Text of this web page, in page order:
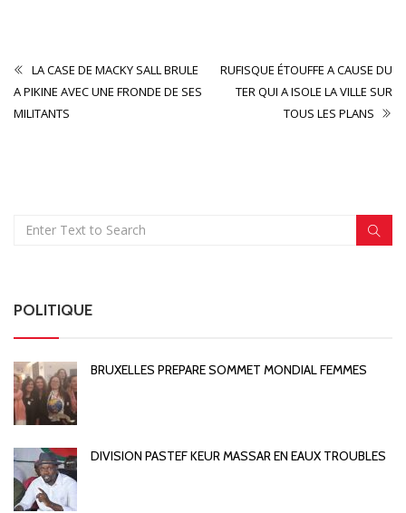
LA CASE DE MACKY SALL BRULE
A PIKINE AVEC UNE FRONDE DE SES
MILITANTS
RUFISQUE ÉTOUFFE A CAUSE DU
TER QUI A ISOLE LA VILLE SUR
TOUS LES PLANS
POLITIQUE
BRUXELLES PREPARE SOMMET MONDIAL FEMMES
DIVISION PASTEF KEUR MASSAR EN EAUX TROUBLES